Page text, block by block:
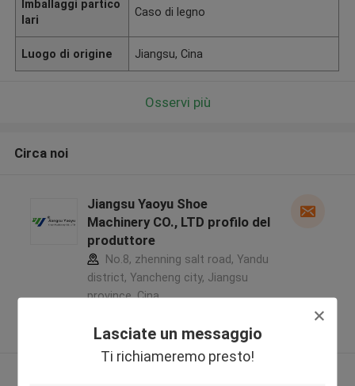
Lasciate un messaggio
Ti richiameremo presto!
Imballaggi partico
lari
Caso di legno
Luogo di origine Jiangsu, Cina
Osservi più
Circa noi
Jiangsu Yaoyu Shoe
Machinery CO., LTD profilo del
produttore
No.8, zhenning salt road, Yandu
district, Yancheng city, Jiangsu
province ,Cina
Fornitore verificato